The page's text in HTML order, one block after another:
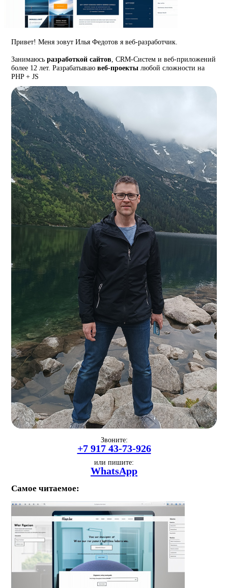
Привет! Меня зовут Илья Федотов я веб-разработчик.
Занимаюсьразработкой сайтов , CRM-Систем и веб-приложений
более 12 лет. Разрабатываювеб-проекты любой сложности на
PHP + JS
Звоните:
+7 917 43-73-926
или пишите:
WhatsApp
Самое читаемое: